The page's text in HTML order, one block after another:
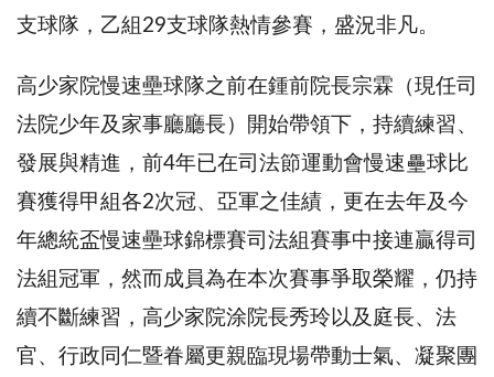
支球隊，乙組29支球隊熱情參賽，盛況非凡。
高少家院慢速壘球隊之前在鍾前院長宗霖（現任司
法院少年及家事廳廳長）開始帶領下，持續練習、
發展與精進，前4年已在司法節運動會慢速壘球比
賽獲得甲組各2次冠、亞軍之佳績，更在去年及今
年總統盃慢速壘球錦標賽司法組賽事中接連贏得司
法組冠軍，然而成員為在本次賽事爭取榮耀，仍持
續不斷練習，高少家院涂院長秀玲以及庭長、法
官、行政同仁暨眷屬更親臨現場帶動士氣、凝聚團